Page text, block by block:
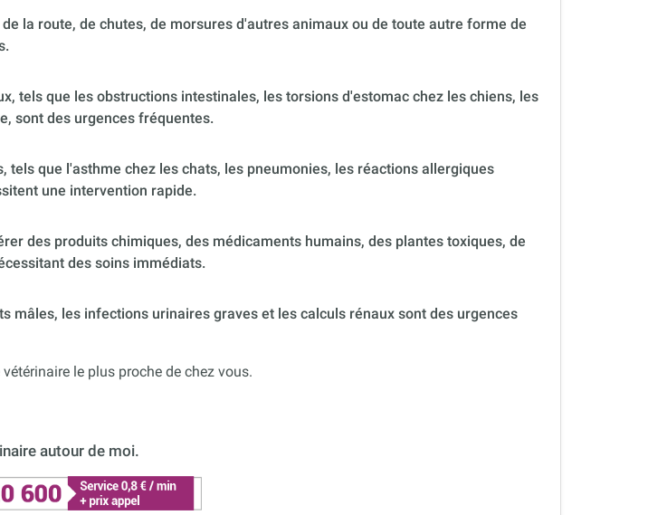
la route, de chutes, de morsures d'autres animaux ou de toute autre forme de
tels que les obstructions intestinales, les torsions d'estomac chez les chiens, les
sont des urgences fréquentes.
tels que l'asthme chez les chats, les pneumonies, les réactions allergiques
une intervention rapide.
des produits chimiques, des médicaments humains, des plantes toxiques, de
des soins immédiats.
mâles, les infections urinaires graves et les calculs rénaux sont des urgences
le plus proche de chez vous.
autour de moi.